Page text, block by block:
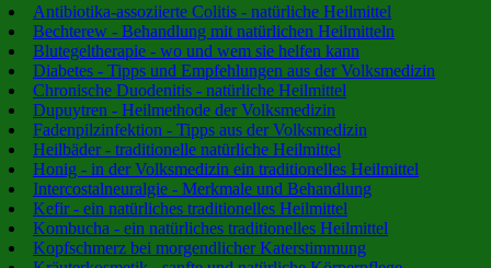
Antibiotika-assoziierte Colitis - natürliche Heilmittel
Bechterew - Behandlung mit natürlichen Heilmitteln
Blutegeltherapie - wo und wem sie helfen kann
Diabetes - Tipps und Empfehlungen aus der Volksmedizin
Chronische Duodenitis - natürliche Heilmittel
Dupuytren - Heilmethode der Volksmedizin
Fadenpilzinfektion - Tipps aus der Volksmedizin
Heilbäder - traditionelle natürliche Heilmittel
Honig - in der Volksmedizin ein traditionelles Heilmittel
Intercostalneuralgie - Merkmale und Behandlung
Kefir - ein natürliches traditionelles Heilmittel
Kombucha - ein natürliches traditionelles Heilmittel
Kopfschmerz bei morgendlicher Katerstimmung